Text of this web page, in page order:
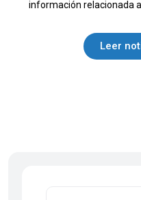
información relacionada
Leer